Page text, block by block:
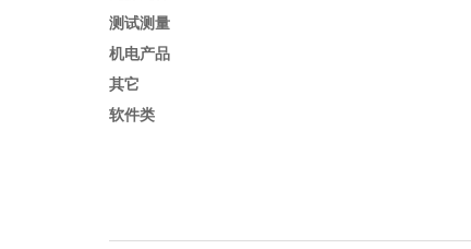
测试测量
机电产品
其它
软件类